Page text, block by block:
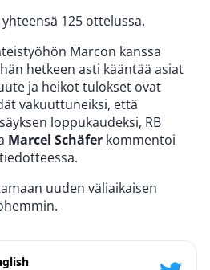
125 ottelussa.
Marcon kanssa
hetkeen asti kääntää asiat
ja heikot tulokset ovat
vakuuttuneiksi, että
loppukaudeksi, RB
Marcel Schäfer kommentoi
uuden väliaikaisen